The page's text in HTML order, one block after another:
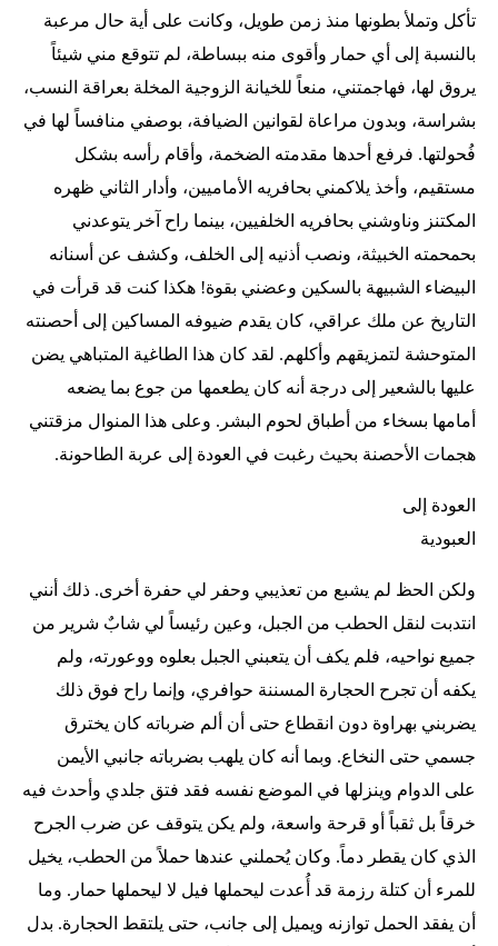
تأكل وتملأ بطونها منذ زمن طويل، وكانت على أية حال مرعبة
بالنسبة إلى أي حمار وأقوى منه ببساطة، لم تتوقع مني شيئاً
يروق لها، فهاجمتني، منعاً للخيانة الزوجية المخلة بعراقة النسب،
بشراسة، وبدون مراعاة لقوانين الضيافة، بوصفي منافساً لها في
فُحولتها. فرفع أحدها مقدمته الضخمة، وأقام رأسه بشكل
مستقيم، وأخذ يلاكمني بحافريه الأماميين، وأدار الثاني ظهره
المكتنز وناوشني بحافريه الخلفيين، بينما راح آخر يتوعدني
بحمحمته الخبيثة، ونصب أذنيه إلى الخلف، وكشف عن أسنانه
البيضاء الشبيهة بالسكين وعضني بقوة! هكذا كنت قد قرأت في
التاريخ عن ملك عراقي، كان يقدم ضيوفه المساكين إلى أحصنته
المتوحشة لتمزيقهم وأكلهم. لقد كان هذا الطاغية المتباهي يضن
عليها بالشعير إلى درجة أنه كان يطعمها من جوع بما يضعه
أمامها بسخاء من أطباق لحوم البشر. وعلى هذا المنوال مزقتني
هجمات الأحصنة بحيث رغبت في العودة إلى عربة الطاحونة.
العودة إلى
العبودية
ولكن الحظ لم يشبع من تعذيبي وحفر لي حفرة أخرى. ذلك أنني
انتدبت لنقل الحطب من الجبل، وعين رئيساً لي شابٌ شرير من
جميع نواحيه، فلم يكف أن يتعبني الجبل بعلوه ووعورته، ولم
يكفه أن تجرح الحجارة المسننة حوافري، وإنما راح فوق ذلك
يضربني بهراوة دون انقطاع حتى أن ألم ضرباته كان يخترق
جسمي حتى النخاع. وبما أنه كان يلهب بضرباته جانبي الأيمن
على الدوام وينزلها في الموضع نفسه فقد فتق جلدي وأحدث فيه
خرقاً بل ثقباً أو قرحة واسعة، ولم يكن يتوقف عن ضرب الجرح
الذي كان يقطر دماً. وكان يُحملني عندها حملاً من الحطب، يخيل
للمرء أن كتلة رزمة قد أُعدت ليحملها فيل لا ليحملها حمار. وما
أن يفقد الحمل توازنه ويميل إلى جانب، حتى يلتقط الحجارة. بدل